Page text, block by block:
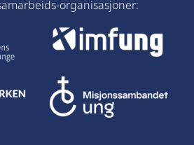
organisasjoner: